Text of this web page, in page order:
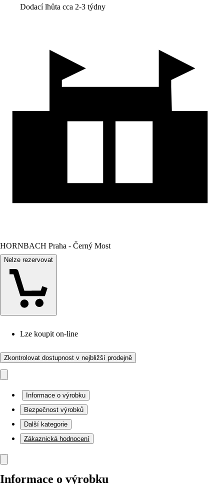
Dodací lhůta cca 2-3 týdny
HORNBACH Praha - Černý Most
Nelze rezervovat
Lze koupit on-line
Zkontrolovat dostupnost v nejbližší prodejně
Informace o výrobku
Bezpečnost výrobků
Další kategorie
Zákaznická hodnocení
Informace o výrobku